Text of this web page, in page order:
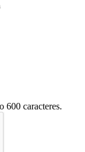
600 caracteres.